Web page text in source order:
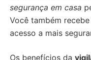
segurança em casa
Você também
acesso a mais
Os benefícios da